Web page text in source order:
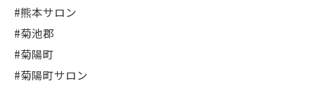
#熊本サロン
#菊池郡
#菊陽町
#菊陽町サロン